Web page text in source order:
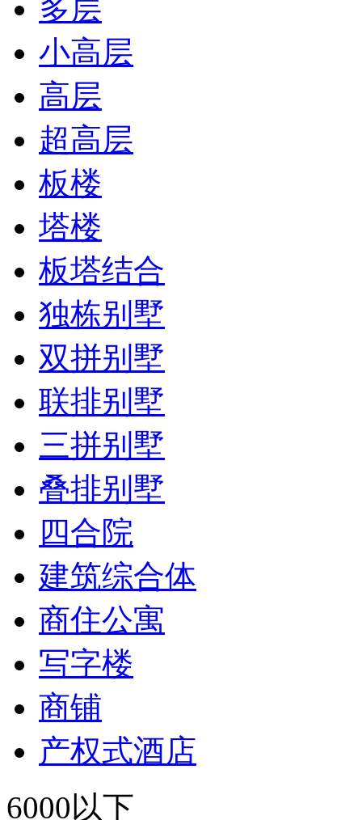
多层
小高层
高层
超高层
板楼
塔楼
板塔结合
独栋别墅
双拼别墅
联排别墅
三拼别墅
叠排别墅
四合院
建筑综合体
商住公寓
写字楼
商铺
产权式酒店
6000以下